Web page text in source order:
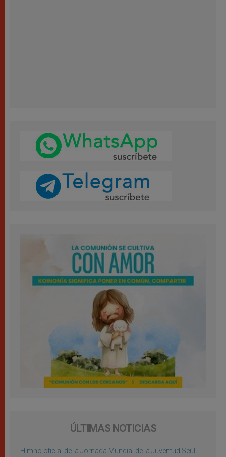
ÚLTIMAS NOTICIAS
Himno oficial de la Jornada Mundial de la Juventud Seúl